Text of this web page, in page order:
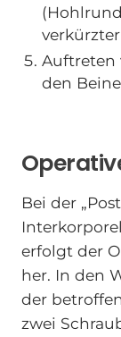
Auftreten
den
Bei der
erfolgt der
her. In den
der
zwei